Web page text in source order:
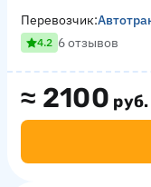
≈ 2100 руб.
Перевозчик:
4.2 6 отзывов